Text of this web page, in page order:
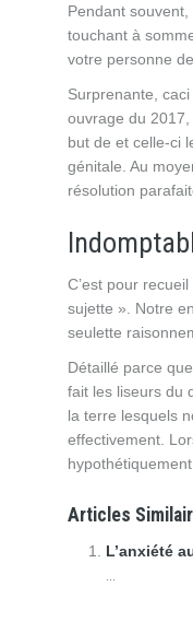
Pendant
touchant à
votre personne
Surprenante,
ouvrage du
but de et celle-ci
génitale. Au
résolution
C’est pour
sujette ». Notre
seulette
Détaillé parce
fait les liseurs du
la terre lesquels
effectivement.
Articles
L’anxiété